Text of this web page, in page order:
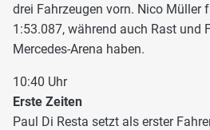
drei Fahrzeugen vorn. Nico Müller
1:53.087, während auch Rast und
Mercedes-Arena haben.
10:40 Uhr
Erste Zeiten
Paul Di Resta setzt als erster